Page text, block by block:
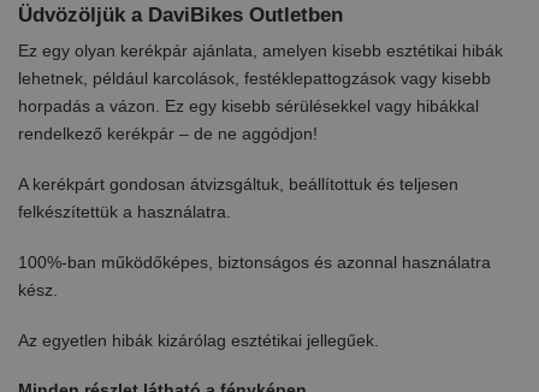
Üdvözöljük a DaviBikes Outletben
Ez egy olyan kerékpár ajánlata, amelyen kisebb esztétikai hibák
lehetnek, például karcolások, festéklepattogzások vagy kisebb
horpadás a vázon. Ez egy kisebb sérülésekkel vagy hibákkal
rendelkező kerékpár – de ne aggódjon!
A kerékpárt gondosan átvizsgáltuk, beállítottuk és teljesen
felkészítettük a használatra.
100%-ban működőképes, biztonságos és azonnal használatra
kész.
Az egyetlen hibák kizárólag esztétikai jellegűek.